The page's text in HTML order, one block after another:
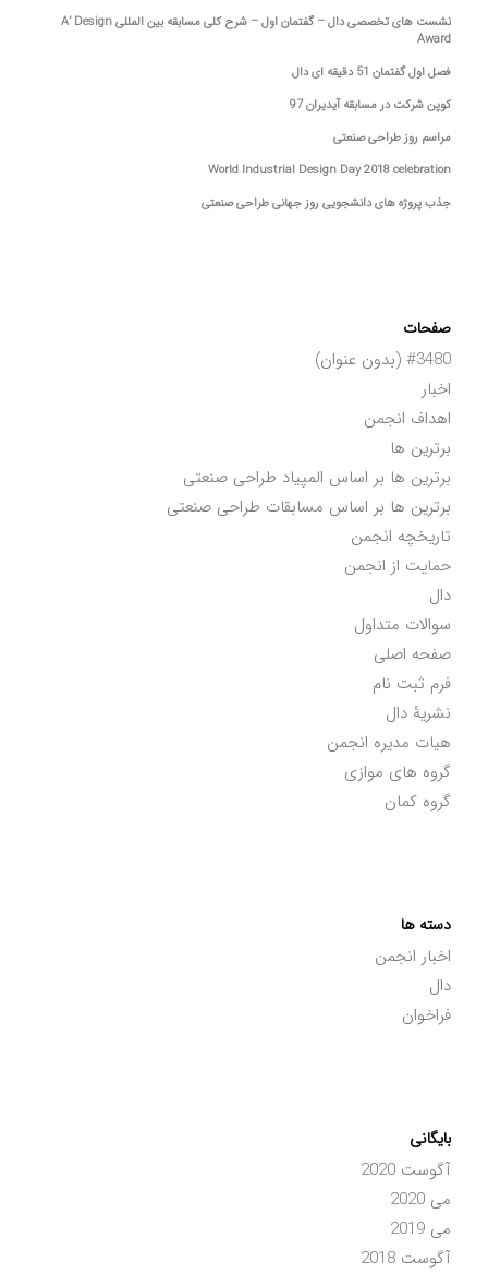
نشست های تخصصی دال – گفتمان اول – شرح کلی مسابقه بین المللی A’ Design
Award
فصل اول گفتمان 51 دقیقه ای دال
کوپن شرکت در مسابقه آیدیران 97
مراسم روز طراحی صنعتی
World Industrial Design Day 2018 celebration
جذب پروژه های دانشجویی روز جهانی طراحی صنعتی
صفحات
#3480 (بدون عنوان)
اخبار
اهداف انجمن
برترین ها
برترین ها بر اساس المپیاد طراحی صنعتی
برترین ها بر اساس مسابقات طراحی صنعتی
تاریخچه انجمن
حمایت از انجمن
دال
سوالات متداول
صفحه اصلی
فرم ثبت نام
نشریۀ دال
هیات مدیره انجمن
گروه های موازی
گروه کمان
دسته ها
اخبار انجمن
دال
فراخوان
بایگانی
آگوست 2020
می 2020
می 2019
آگوست 2018